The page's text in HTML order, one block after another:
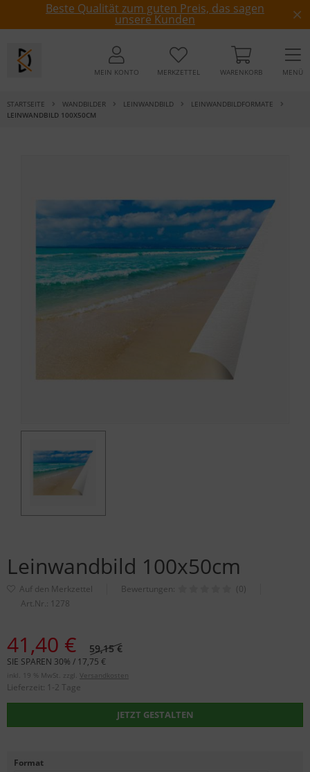
Beste Qualität zum guten Preis, das sagen
unsere Kunden
MEIN KONTO MERKZETTEL WARENKORB MENÜ
STARTSEITE WANDBILDER LEINWANDBILD
LEINWANDBILDFORMATE
LEINWANDBILD 100X50CM
Leinwandbild 100x50cm
Bewertungen:
(0)
Art.Nr.: 1278
41,40 € 59,15 €
SIE SPAREN 30% / 17,75 €
inkl. 19 % MwSt. zzgl. Versandkosten
Lieferzeit: 1-2 Tage
JETZT GESTALTEN
Format